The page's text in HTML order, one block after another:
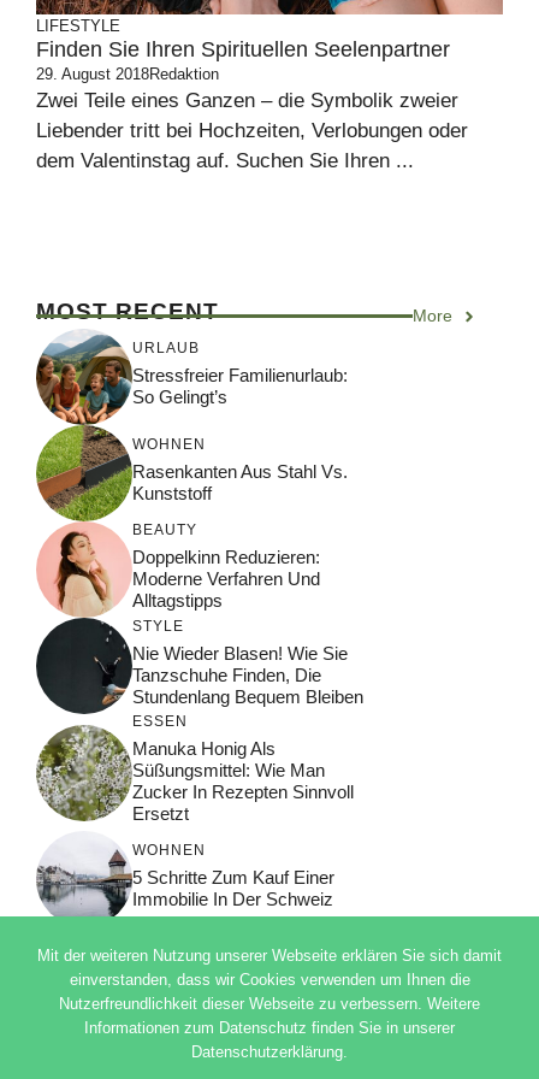
LIFESTYLE
Finden Sie Ihren Spirituellen Seelenpartner
29. August 2018Redaktion
Zwei Teile eines Ganzen – die Symbolik zweier
Liebender tritt bei Hochzeiten, Verlobungen oder
dem Valentinstag auf. Suchen Sie Ihren ...
MOST RECENT More
URLAUB
Stressfreier Familienurlaub:
So Gelingt’s
WOHNEN
Rasenkanten Aus Stahl Vs.
Kunststoff
BEAUTY
Doppelkinn Reduzieren:
Moderne Verfahren Und
Alltagstipps
STYLE
Nie Wieder Blasen! Wie Sie
Tanzschuhe Finden, Die
Stundenlang Bequem Bleiben
ESSEN
Manuka Honig Als
Süßungsmittel: Wie Man
Zucker In Rezepten Sinnvoll
Ersetzt
WOHNEN
5 Schritte Zum Kauf Einer
Immobilie In Der Schweiz
© 2026 ADSIMPLE
DATENSCHUTZERKLÄRUNG
Mit der weiteren Nutzung unserer Webseite erklären Sie sich damit
einverstanden, dass wir Cookies verwenden um Ihnen die
Nutzerfreundlichkeit dieser Webseite zu verbessern. Weitere
Informationen zum Datenschutz finden Sie in unserer
Datenschutzerklärung.